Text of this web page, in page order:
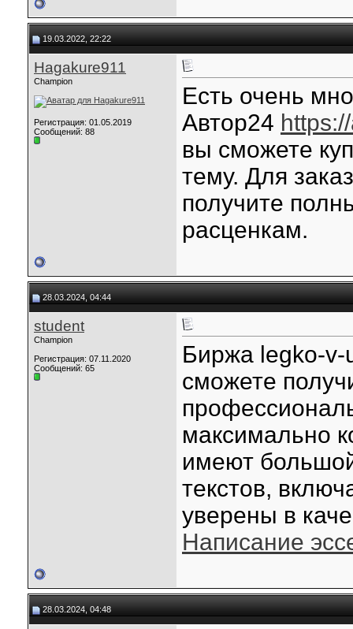
19.03.2022, 22:22
Hagakure911
Champion
Регистрация: 01.05.2019
Сообщений: 88
Есть очень
Автор24
вы сможете
тему. Для
получите
расценкам.
28.03.2024, 04:44
student
Champion
Регистрация: 07.11.2020
Сообщений: 65
Биржа legko-v-
сможете
максимально
имеют
текстов,
уверены в
Написание
28.03.2024, 04:48